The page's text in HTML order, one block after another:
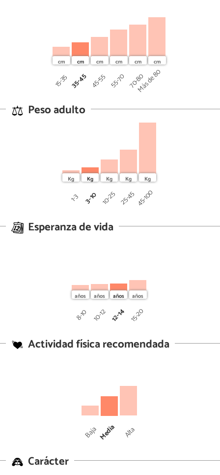
15-35 35-45 45-55 55-70 70-80
Más de 80
Peso adulto
1-3 3-10 10-25 25-45 45-100
Esperanza de vida
8-10 10-12 12-14 15-20
Actividad física recomendada
Baja Media Alta
Carácter